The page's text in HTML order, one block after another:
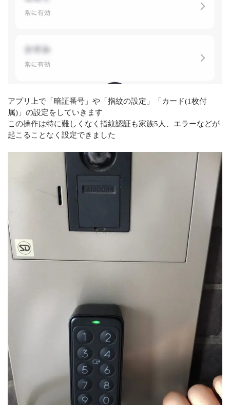
アプリ上で「暗証番号」や「指紋の設定」「カード(1枚付
属)」の設定をしていきます
この操作は特に難しくなく指紋認証も家族5人、エラーなどが
起こることなく設定できました